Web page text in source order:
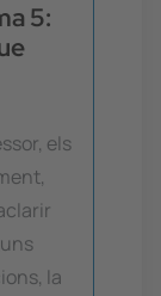
5:
els
la